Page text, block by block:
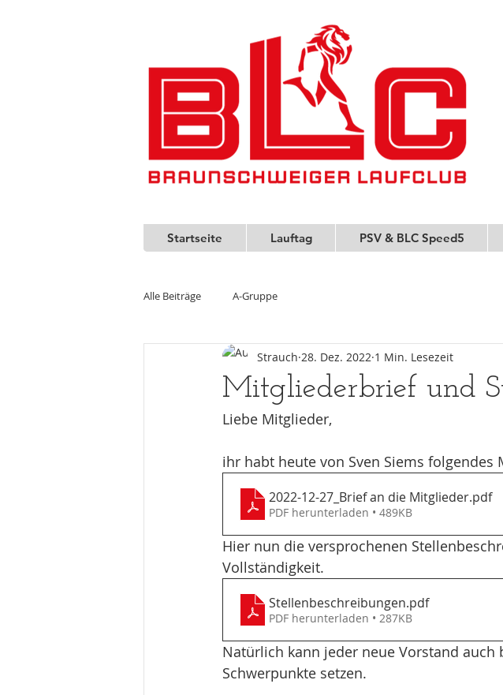
Startseite Lauftag PSV & BLC Speed5
Alle Beiträge A-Gruppe
Mitgliederbrief und
Strauch 28. Dez. 2022 1 Min. Lesezeit
Liebe Mitglieder,
ihr habt heute von Sven Siems
2022-12-27_Brief an die Mitglieder.pdf
PDF herunterladen • 489KB
Hier nun die versprochenen
Vollständigkeit.
Stellenbeschreibungen.pdf
PDF herunterladen • 287KB
Natürlich kann jeder neue Vorstand
Schwerpunkte setzen.